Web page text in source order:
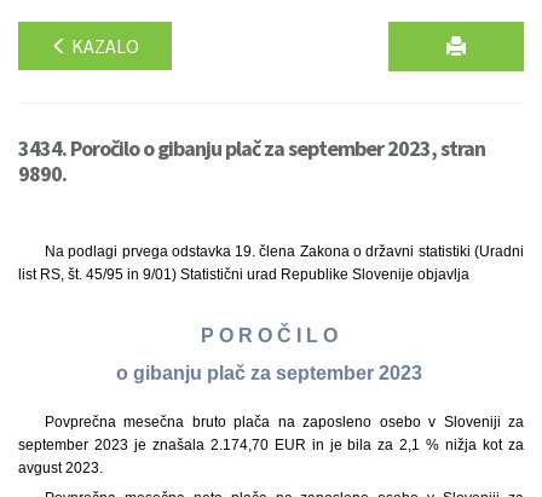
KAZALO
3434. Poročilo o gibanju plač za september 2023, stran
9890.
Na podlagi prvega odstavka 19. člena Zakona o državni statistiki (Uradni
list RS, št. 45/95 in 9/01) Statistični urad Republike Slovenije objavlja
P O R O Č I L O
o gibanju plač za september 2023
Povprečna mesečna bruto plača na zaposleno osebo v Sloveniji za
september 2023 je znašala 2.174,70 EUR in je bila za 2,1 % nižja kot za
avgust 2023.